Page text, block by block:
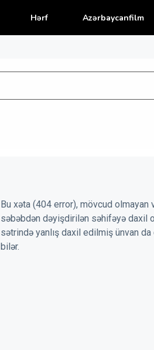
Hərf Azərbaycanfilm
Bu xəta (404 error), mövcud olmayan
səbəbdən dəyişdirilən səhifəyə daxil
sətrində yanlış daxil edilmiş ünvan
bilər.